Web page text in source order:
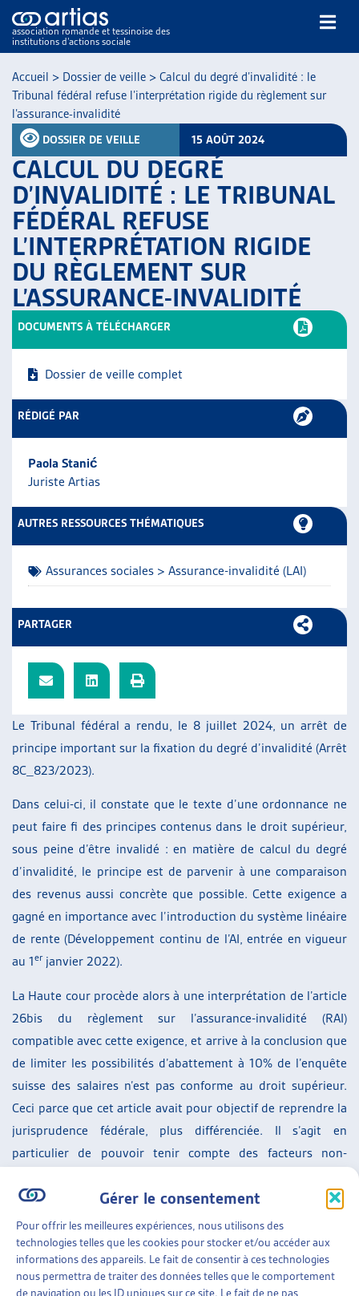
Gérer le consentement
Pour offrir les meilleures expériences, nous utilisons des
technologies telles que les cookies pour stocker et/ou accéder aux
informations des appareils. Le fait de consentir à ces technologies
nous permettra de traiter des données telles que le comportement
de navigation ou les ID uniques sur ce site. Le fait de ne pas
association romande et tessinoise des
institutions d’actions sociale
NOS PUBLICATIONS
ARTICLES
DOSSIERS DU MOIS
VEILLE
RESSOURCES
THÉMATIQUES
GUIDE SOCIAL ROMAND
AUTRES
ARTIAS
PROJETS ET ACTIVITÉS
Accueil > Dossier de veille > Calcul du degré d’invalidité : le
Tribunal fédéral refuse l’interprétation rigide du règlement sur
l’assurance-invalidité
DOSSIER DE VEILLE 15 AOÛT 2024
CALCUL DU DEGRÉ
D’INVALIDITÉ : LE TRIBUNAL
FÉDÉRAL REFUSE
L’INTERPRÉTATION RIGIDE
DU RÈGLEMENT SUR
L’ASSURANCE-INVALIDITÉ
Le Tribunal fédéral a rendu, le 8 juillet 2024, un arrêt de
principe important sur la fixation du degré d’invalidité (Arrêt
8C_823/2023).
Dans celui-ci, il constate que le texte d’une ordonnance ne
peut faire fi des principes contenus dans le droit supérieur,
sous peine d’être invalidé : en matière de calcul du degré
d’invalidité, le principe est de parvenir à une comparaison
des revenus aussi concrète que possible. Cette exigence a
gagné en importance avec l’introduction du système linéaire
de rente (Développement continu de l’AI, entrée en vigueur
au 1erjanvier 2022).
La Haute cour procède alors à une interprétation de l’article
26bis du règlement sur l’assurance-invalidité (RAI)
compatible avec cette exigence, et arrive à la conclusion que
de limiter les possibilités d’abattement à 10% de l’enquête
suisse des salaires n’est pas conforme au droit supérieur.
Ceci parce que cet article avait pour objectif de reprendre la
jurisprudence fédérale, plus différenciée. Il s’agit en
particulier de pouvoir tenir compte des facteurs non-
comme il en existe en l’espèce.
L’Office fédéral des assurances sociales, qui avait recouru
contre un arrêt cantonal procédant à une telle évaluation, a
été débouté.
DOCUMENTS À TÉLÉCHARGER
Dossier de veille complet
RÉDIGÉ PAR
Paola Stanić
Juriste Artias
AUTRES RESSOURCES THÉMATIQUES
Assurances sociales > Assurance-invalidité (LAI)
PARTAGER